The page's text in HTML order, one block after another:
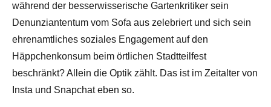
während der besserwisserische Gartenkritiker sein
Denunziantentum vom Sofa aus zelebriert und sich sein
ehrenamtliches soziales Engagement auf den
Häppchenkonsum beim örtlichen Stadtteilfest
beschränkt? Allein die Optik zählt. Das ist im Zeitalter von
Insta und Snapchat eben so.